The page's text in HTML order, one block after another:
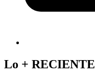
Lo + RECIENTE